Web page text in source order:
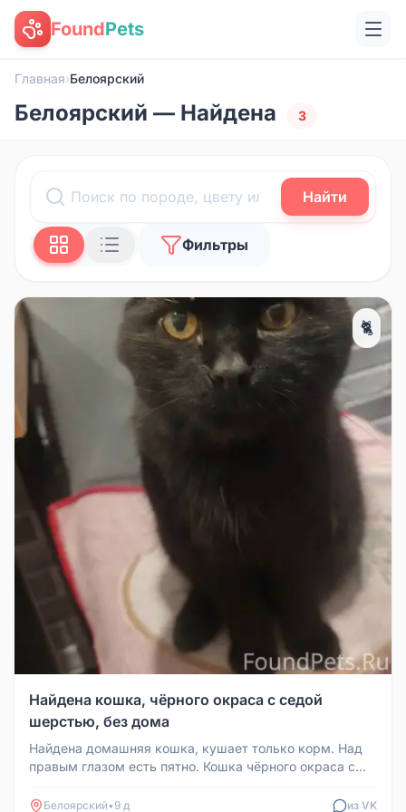
FoundPets
Главная›Белоярский
Белоярский — Найдена 3
Найти
Фильтры
🐈
Найдена кошка, чёрного окраса с седой
шерстью, без дома
Найдена домашняя кошка, кушает только корм. Над
правым глазом есть пятно. Кошка чёрного окраса с
Белоярский• 9 д из VK